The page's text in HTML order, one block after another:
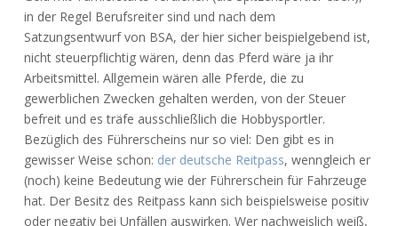
in der Regel Berufsreiter sind und nach dem
Satzungsentwurf von BSA, der hier sicher beispielgebend ist,
nicht steuerpflichtig wären, denn das Pferd wäre ja ihr
Arbeitsmittel. Allgemein wären alle Pferde, die zu
gewerblichen Zwecken gehalten werden, von der Steuer
befreit und es träfe ausschließlich die Hobbysportler.
Bezüglich des Führerscheins nur so viel: Den gibt es in
gewisser Weise schon: der deutsche Reitpass, wenngleich er
(noch) keine Bedeutung wie der Führerschein für Fahrzeuge
hat. Der Besitz des Reitpass kann sich beispielsweise positiv
oder negativ bei Unfällen auswirken. Wer nachweislich weiß,